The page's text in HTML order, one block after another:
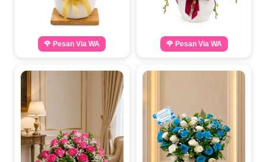
🌹 Pesan Via WA 🌹 Pesan Via WA